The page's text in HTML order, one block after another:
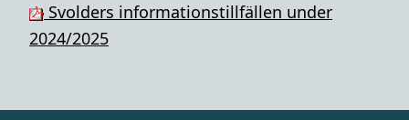
Svolders informationstillfällen under
2024/2025